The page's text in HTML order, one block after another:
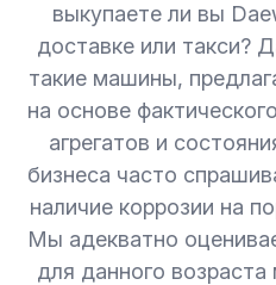
выкупаете ли вы
доставке или такси?
такие машины,
на основе
агрегатов и
бизнеса часто
наличие коррозии на
Мы адекватно
для данного